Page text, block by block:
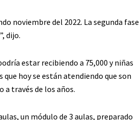
noviembre del 2022. La segunda fase
dijo.
estar recibiendo a 75,000 y niñas
que hoy se están atendiendo que son
a través de los años.
un módulo de 3 aulas, preparado